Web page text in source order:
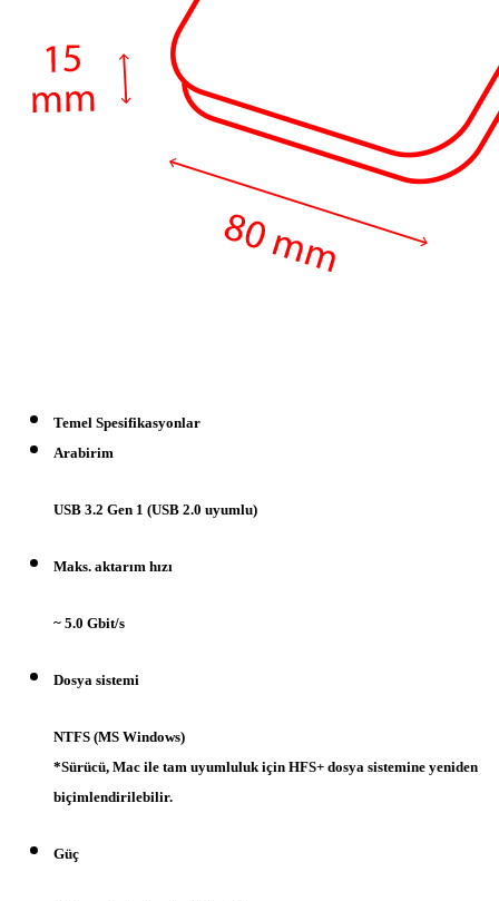
Temel Spesifikasyonlar
Arabirim
USB 3.2 Gen 1 (USB 2.0 uyumlu)
Maks. aktarım hızı
~ 5.0 Gbit/s
Dosya sistemi
NTFS (MS Windows)
*Sürücü, Mac ile tam uyumluluk için HFS+ dosya sistemine yeniden
biçimlendirilebilir.
Güç